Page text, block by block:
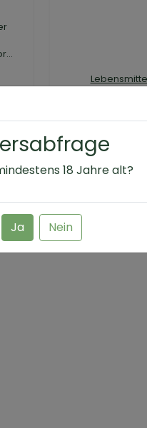
18 Jahre alt?
Ja Nein
/L
1
8.90 €